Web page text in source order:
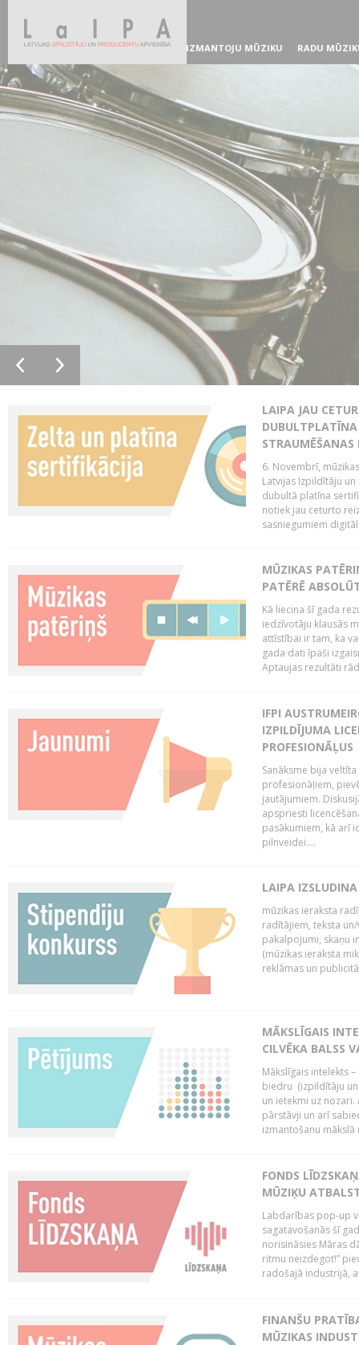
IZMANTOJU MŪZIKU RADU
LAIPA JAU
DUBULTPLATĪNA
6. Novembrī,
Latvijas Izpildītāju
dubultā platīna
notiek jau ceturto
sasniegumiem
MŪZIKAS
PATĒRĒ
Kā liecina šī gada
iedzīvotāju klausās
attīstībai ir tam, ka
gada dati īpaši
Aptaujas rezultāti
IFPI
IZPILDĪJUMA
PROFESIONĀĻUS
Sanāksme bija
profesionāļiem,
jautājumiem.
apspriesti
pasākumiem, kā arī
pilnveidei....
LAIPA
mūzikas ieraksta
radītājiem, teksta
pakalpojumi, skaņu
(mūzikas ieraksta
reklāmas un
MĀKSLĪGAIS
CILVĒKA BALSS
Mākslīgais intelekts
biedru (izpildītāju
un ietekmi uz
pārstāvji un arī
izmantošanu mākslā
FONDS
MŪZIĶU
Labdarības pop-up
sagatavošanās šī
norisināsies Māras
ritmu neizdegot!”
radošajā industrijā,
FINANŠU
MŪZIKAS